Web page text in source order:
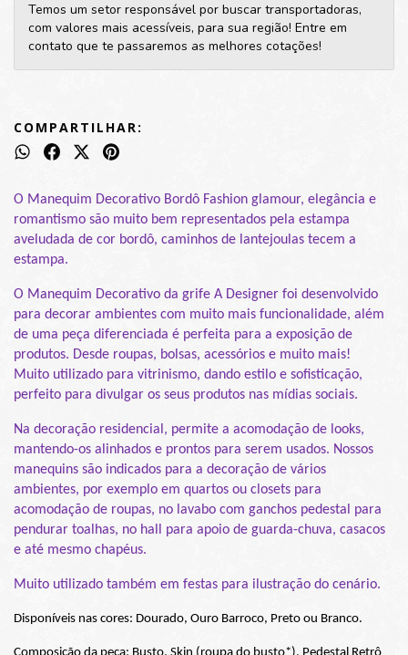
Temos um setor responsável por buscar transportadoras,
com valores mais acessíveis, para sua região! Entre em
contato que te passaremos as melhores cotações!
COMPARTILHAR:
O Manequim Decorativo Bordô Fashion glamour, elegância e
romantismo são muito bem representados pela estampa
aveludada de cor bordô, caminhos de lantejoulas tecem a
estampa.
O Manequim Decorativo da grife A Designer foi desenvolvido
para decorar ambientes com muito mais funcionalidade, além
de uma peça diferenciada é perfeita para a exposição de
produtos. Desde roupas, bolsas, acessórios e muito mais!
Muito utilizado para vitrinismo, dando estilo e sofisticação,
perfeito para divulgar os seus produtos nas mídias sociais.
Na decoração residencial, permite a acomodação de looks,
mantendo-os alinhados e prontos para serem usados. Nossos
manequins são indicados para a decoração de vários
ambientes, por exemplo em quartos ou closets para
acomodação de roupas, no lavabo com ganchos pedestal para
pendurar toalhas, no hall para apoio de guarda-chuva, casacos
e até mesmo chapéus.
Muito utilizado também em festas para ilustração do cenário.
Disponíveis nas cores: Dourado, Ouro Barroco, Preto ou Branco.